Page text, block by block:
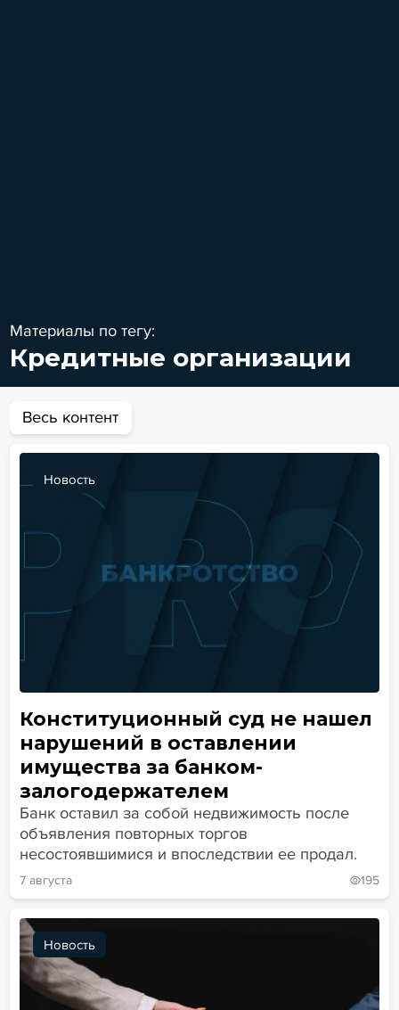
Материалы по тегу:
Кредитные организации
Весь контент
Новость
Конституционный суд не нашел
нарушений в оставлении
имущества за банком-
залогодержателем
Банк оставил за собой недвижимость после
объявления повторных торгов
несостоявшимися и впоследствии ее продал.
7 августа 195
Новость